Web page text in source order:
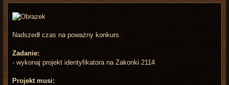
t
Nadszedł czas na poważny konkurs.
Zadanie:
- wykonaj projekt identyfikatora na Zakonki 2114
Projekt musi: